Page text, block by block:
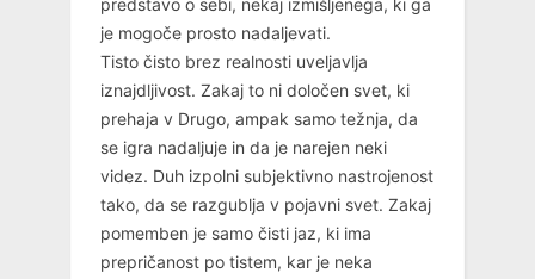
predstavo o sebi, nekaj izmišljenega, ki ga
je mogoče prosto nadaljevati.
Tisto čisto brez realnosti uveljavlja
iznajdljivost. Zakaj to ni določen svet, ki
prehaja v Drugo, ampak samo težnja, da
se igra nadaljuje in da je narejen neki
videz. Duh izpolni subjektivno nastrojenost
tako, da se razgublja v pojavni svet. Zakaj
pomemben je samo čisti jaz, ki ima
prepričanost po tistem, kar je neka